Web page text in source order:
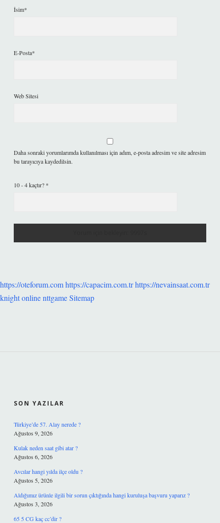
İsim*
E-Posta*
Web Sitesi
Daha sonraki yorumlarımda kullanılması için adım, e-posta adresim ve site adresim
bu tarayıcıya kaydedilsin.
10 - 4 kaçtır? *
https://oteforum.comhttps://capacim.com.trhttps://nevainsaat.com.tr
knight onlinenttgameSitemap
SON YAZILAR
Türkiye’de 57. Alay nerede ?
Ağustos 9, 2026
Kulak neden saat gibi atar ?
Ağustos 6, 2026
Avcılar hangi yılda ilçe oldu ?
Ağustos 5, 2026
Aldığımız ürünle ilgili bir sorun çıktığında hangi kuruluşa başvuru yaparız ?
Ağustos 3, 2026
65 5 CG kaç cc’dir ?